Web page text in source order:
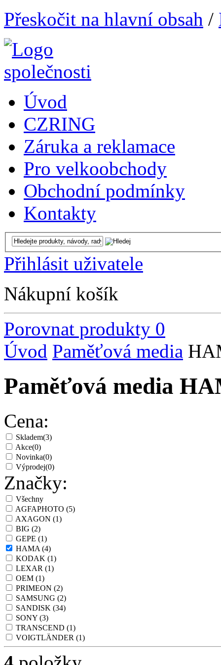
Přeskočit na hlavní obsah /
Úvod
CZRING
Záruka a reklamace
Pro velkoobchody
Obchodní podmínky
Kontakty
Přihlásit uživatele
Nákupní košík
Porovnat produkty 0
Úvod Paměťová media
Paměťová media
Cena:
Skladem(3)
Akce(0)
Novinka(0)
Výprodej(0)
Značky:
Všechny
AGFAPHOTO (5)
AXAGON (1)
BIG (2)
GEPE (1)
HAMA(4)
KODAK (1)
LEXAR (1)
OEM (1)
PRIMEON (2)
SAMSUNG (2)
SANDISK (34)
SONY (3)
TRANSCEND (1)
VOIGTLÄNDER (1)